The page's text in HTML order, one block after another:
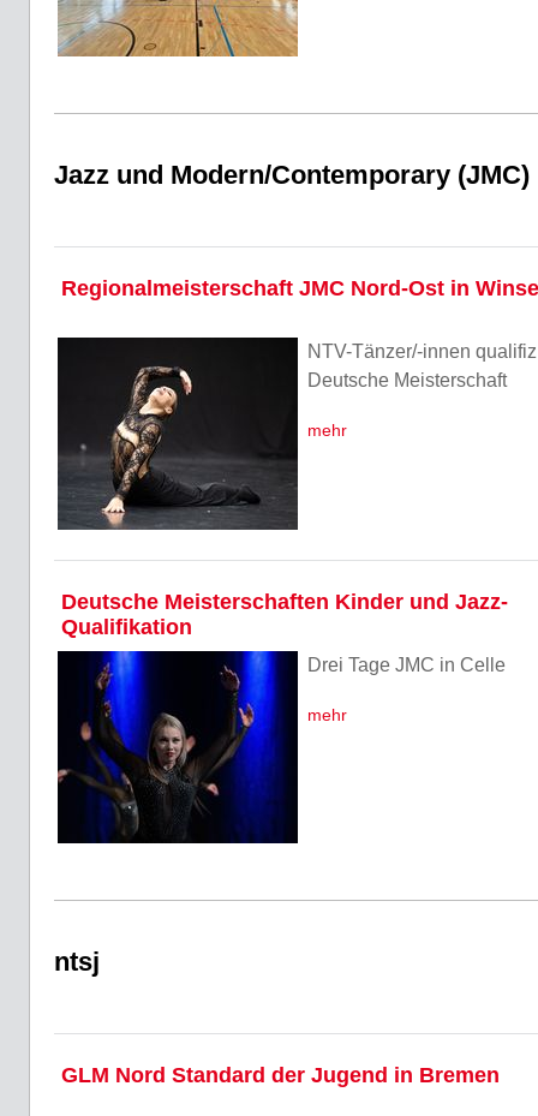
Jazz und Modern/Contemporary (JMC)
Regionalmeisterschaft JMC Nord-Ost in
NTV-Tänzer/-innen
Deutsche Meisterschaft
mehr
Deutsche Meisterschaften Kinder und Jazz-
Qualifikation
Drei Tage JMC in Celle
mehr
ntsj
GLM Nord Standard der Jugend in Bremen